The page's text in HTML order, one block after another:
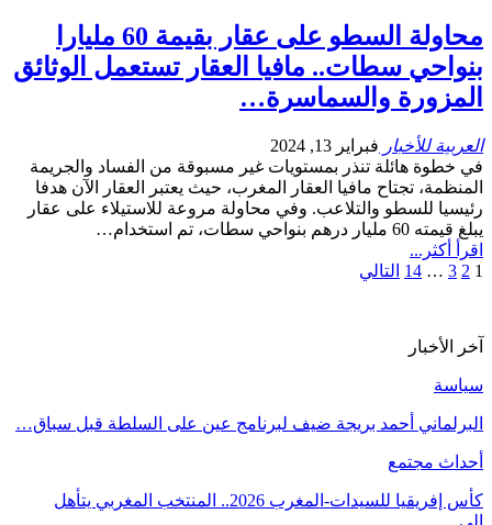
محاولة السطو على عقار بقيمة 60 مليارا
بنواحي سطات.. مافيا العقار تستعمل الوثائق
المزورة والسماسرة…
العربية للأخبار فبراير 13, 2024
في خطوة هائلة تنذر بمستويات غير مسبوقة من الفساد والجريمة
المنظمة، تجتاح مافيا العقار المغرب، حيث يعتبر العقار الآن هدفا
رئيسيا للسطو والتلاعب. وفي محاولة مروعة للاستيلاء على عقار
يبلغ قيمته 60 مليار درهم بنواحي سطات، تم استخدام…
اقرأ أكثر...
1
2
3
…
14 التالي
آخر الأخبار
سياسة
البرلماني أحمد بريجة ضيف لبرنامج عين على السلطة قبل سباق…
أحداث مجتمع
كأس إفريقيا للسيدات-المغرب 2026.. المنتخب المغربي يتأهل
إلى…